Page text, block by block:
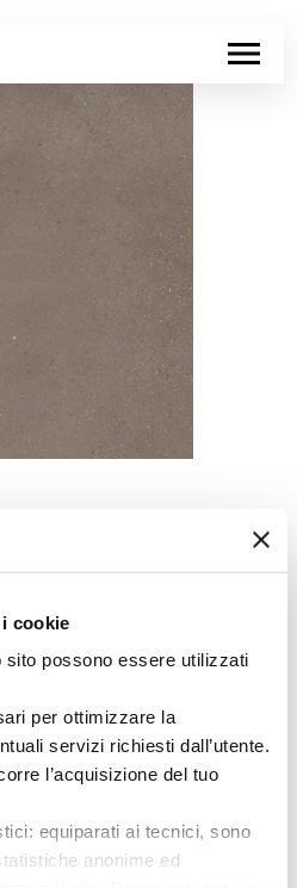
cookie
possono essere utilizzati
per ottimizzare la
servizi richiesti dall’utente.
l’acquisizione del tuo
equiparati ai tecnici, sono
anonime ed
AS RM
naturale
Aspetto superficiale:
opaco
Stonalizzazione: